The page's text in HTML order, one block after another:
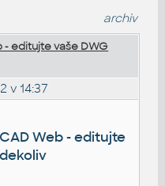
archiv
editujte vaše DWG
v 14:37
Web - editujte